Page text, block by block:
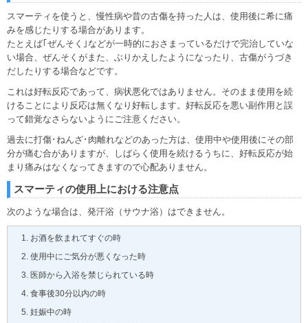
スマーティを使うと、慢性病や昔の古傷を持った人は、使用後に希に痛
みを感じたりする場合があります。
たとえば｢ぜんそく｣などが一時的におさまっているだけで完治していな
い場合、ぜんそくがまた、ぶりかえしたようになったり、古傷がうづき
だしたりする場合などです。
これは好転反応であって、病状悪化ではありません。そのまま使用を続
けることにより反応は無くなり好転します。好転反応を悪い副作用と誤
って錯覚なさらないようにご注意ください。
過去に打傷･ねんざ･肉離れなどのあった方は、使用中や使用後にその部
分が痛む合がありますが、しばらく使用を続けるうちに、好転反応が始
まり痛みはなくなってきますので心配ありません。
スマーティの使用上における注意点
次のような場合は、発汗浴（サウナ浴）はできません。
お酒を飲まれてすぐの時
使用中にご気分が悪くなった時
医師から入浴を禁じられている時
食事後30分以内の時
妊娠中の時